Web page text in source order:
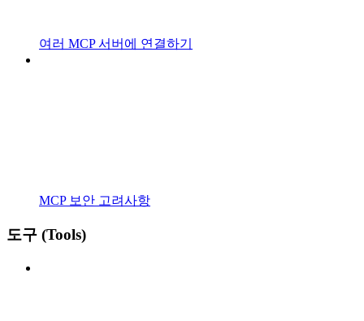
여러 MCP 서버에 연결하기
MCP 보안 고려사항
도구 (Tools)